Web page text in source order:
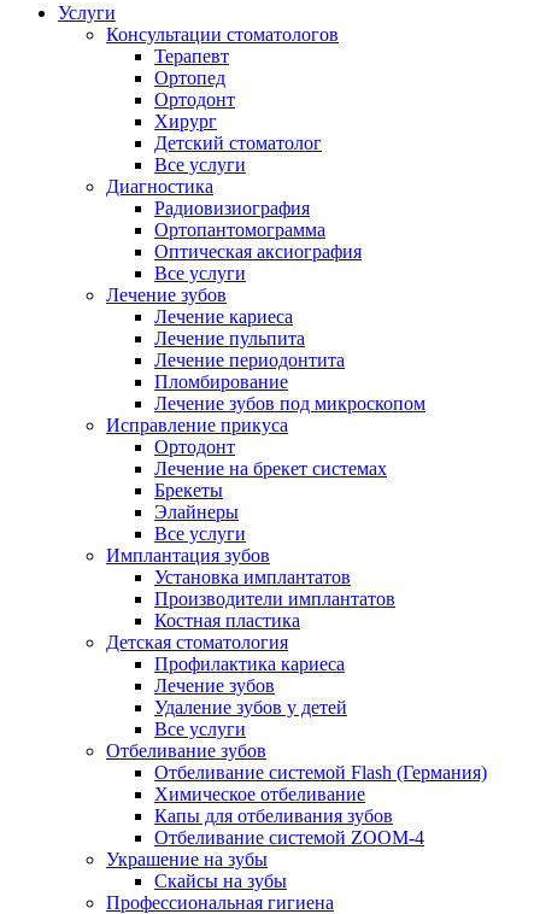
Услуги
Консультации стоматологов
Терапевт
Ортопед
Ортодонт
Хирург
Детский стоматолог
Все услуги
Диагностика
Радиовизиография
Ортопантомограмма
Оптическая аксиография
Все услуги
Лечение зубов
Лечение кариеса
Лечение пульпита
Лечение периодонтита
Пломбирование
Лечение зубов под микроскопом
Исправление прикуса
Ортодонт
Лечение на брекет системах
Брекеты
Элайнеры
Все услуги
Имплантация зубов
Установка имплантатов
Производители имплантатов
Костная пластика
Детская стоматология
Профилактика кариеса
Лечение зубов
Удаление зубов у детей
Все услуги
Отбеливание зубов
Отбеливание системой Flash (Германия)
Химическое отбеливание
Капы для отбеливания зубов
Отбеливание системой ZOOM-4
Украшение на зубы
Скайсы на зубы
Профессиональная гигиена